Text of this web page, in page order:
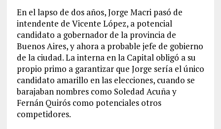
En el lapso de dos años, Jorge Macri pasó de
intendente de Vicente López, a potencial
candidato a gobernador de la provincia de
Buenos Aires, y ahora a probable jefe de gobierno
de la ciudad. La interna en la Capital obligó a su
propio primo a garantizar que Jorge sería el único
candidato amarillo en las elecciones, cuando se
barajaban nombres como Soledad Acuña y
Fernán Quirós como potenciales otros
competidores.